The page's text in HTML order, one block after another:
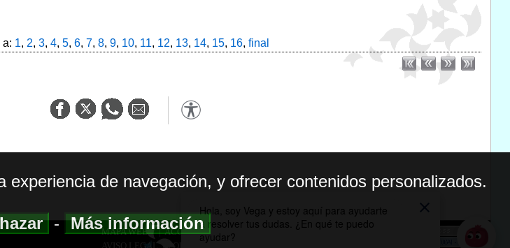
a: 1, 2, 3, 4, 5, 6, 7, 8, 9, 10, 11, 12, 13, 14, 15, 16, final
MAPA WEB|ACCESIBILIDAD
AVISO LEGAL| POLITICA DE PRIVACIDAD
de navegación, y ofrecer contenidos personalizados.
-Más información